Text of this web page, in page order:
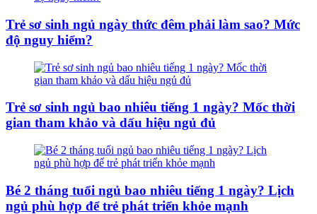
Trẻ sơ sinh ngủ ngày thức đêm phải làm sao? Mức
độ nguy hiểm?
Trẻ sơ sinh ngủ bao nhiêu tiếng 1 ngày? Mốc thời
gian tham khảo và dấu hiệu ngủ đủ
Bé 2 tháng tuổi ngủ bao nhiêu tiếng 1 ngày? Lịch
ngủ phù hợp để trẻ phát triển khỏe mạnh